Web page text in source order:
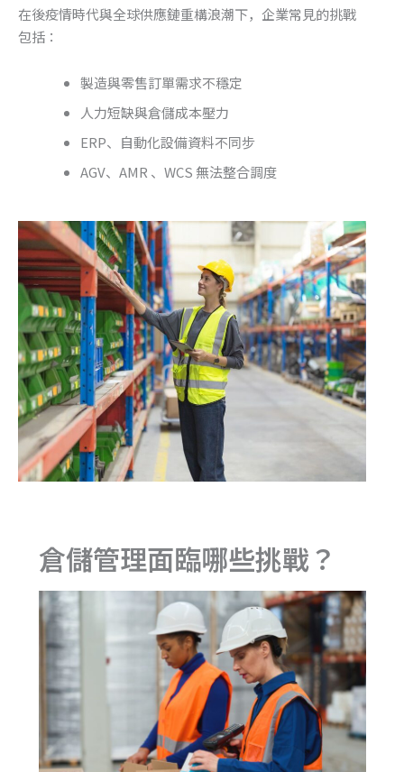
在後疫情時代與全球供應鏈重構浪潮下，企業常見的挑戰
包括：
製造與零售訂單需求不穩定
人力短缺與倉儲成本壓力
ERP、自動化設備資料不同步
AGV、AMR 、WCS 無法整合調度
倉儲管理面臨哪些挑戰？